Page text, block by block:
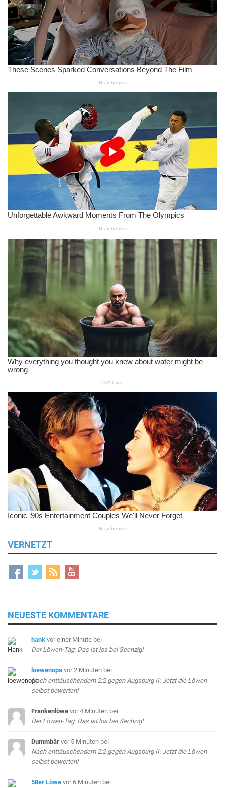
VERNETZT
NEUESTE KOMMENTARE
hank vor einer Minute bei
Der Löwen-Tag: Das ist los bei Sechzig!
loewenopa vor 2 Minuten bei
Nach enttäuschendem 2:2 gegen Augsburg II: Jetzt die Löwen
selbst bewerten!
Frankenlöwe vor 4 Minuten bei
Der Löwen-Tag: Das ist los bei Sechzig!
Dummbär vor 5 Minuten bei
Nach enttäuschendem 2:2 gegen Augsburg II: Jetzt die Löwen
selbst bewerten!
58er Löwe vor 6 Minuten bei